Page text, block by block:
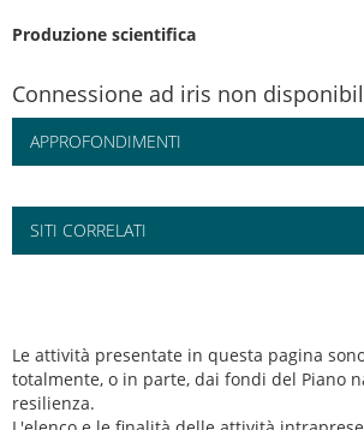
Produzione scientifica
Connessione ad iris non
APPROFONDIMENTI
SITI CORRELATI
Le attività presentate in questa pagina
totalmente, o in parte, dai fondi del Piano
resilienza.